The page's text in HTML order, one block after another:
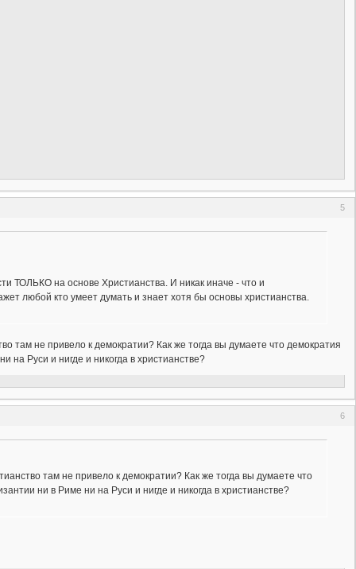
5
ТОЛЬКО на основе Христианства. И никак иначе - что и
любой кто умеет думать и знает хотя бы основы христианства.
там не привело к демократии? Как же тогда вы думаете что демократия
на Руси и нигде и никогда в христианстве?
6
там не привело к демократии? Как же тогда вы думаете что
ни в Риме ни на Руси и нигде и никогда в христианстве?